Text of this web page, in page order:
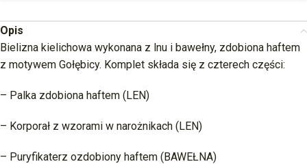
Opis
Bielizna kielichowa wykonana z lnu i bawełny, zdobiona haftem
z motywem Gołębicy. Komplet składa się z czterech części:
– Palka zdobiona haftem (LEN)
– Korporał z wzorami w narożnikach (LEN)
– Puryfikaterz ozdobiony haftem (BAWEŁNA)